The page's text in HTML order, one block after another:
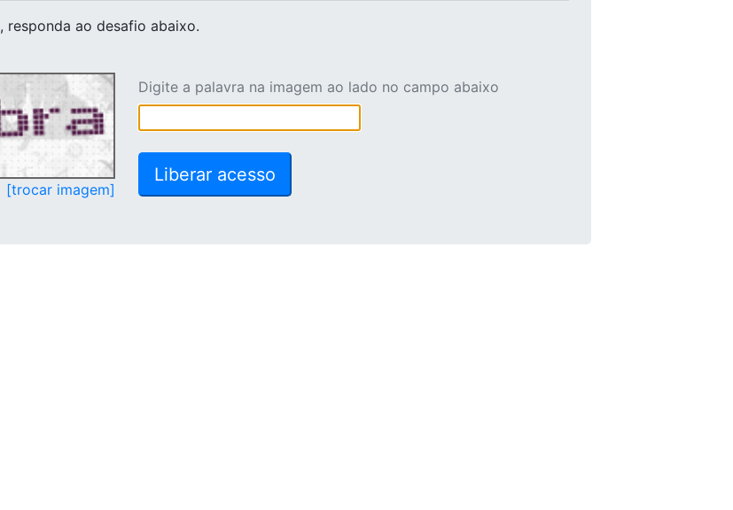
, responda ao desafio abaixo.
[trocar imagem]
Digite a palavra na imagem ao lado no campo abaixo